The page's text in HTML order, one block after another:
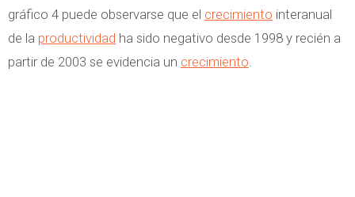
gráfico 4 puede observarse que el crecimiento interanual
de la productividad ha sido negativo desde 1998 y recién a
partir de 2003 se evidencia un crecimiento.